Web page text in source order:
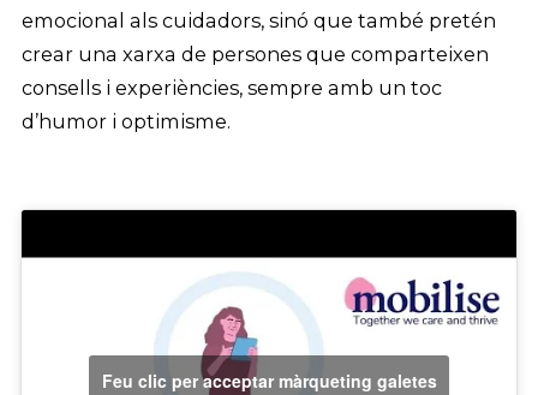
emocional als cuidadors, sinó que també pretén
crear una xarxa de persones que comparteixen
consells i experiències, sempre amb un toc
d’humor i optimisme.
Feu clic per acceptar màrqueting galetes